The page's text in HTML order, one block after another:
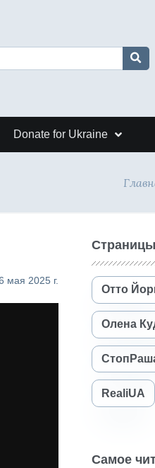
Donate for Ukraine
мая 2025 г.
Отто
Олена
RealiUA
Самое